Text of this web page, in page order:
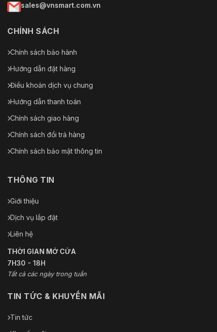
sales@vnsmart.com.vn
CHÍNH SÁCH
Chính sách bảo hành
Hướng dẫn đặt hàng
Điều khoản dịch vụ chung
Hướng dẫn thanh toán
Chính sách giao hàng
Chính sách đổi trả hàng
Chính sách bảo mật thông tin
THÔNG TIN
Giới thiệu
Dịch vụ lắp đặt
Liên hệ
THỜI GIAN MỞ CỬA
7H30 - 18H
Tất cả các ngày trong tuần
TIN TỨC & KHUYẾN MÃI
Tin tức